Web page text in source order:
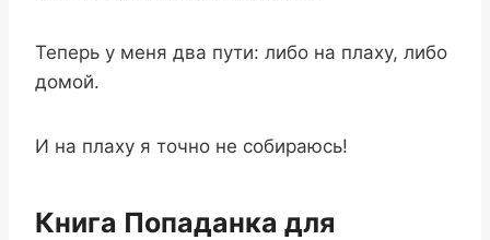
Теперь у меня два пути: либо на плаху, либо
домой.
И на плаху я точно не собираюсь!
Книга Попаданка для